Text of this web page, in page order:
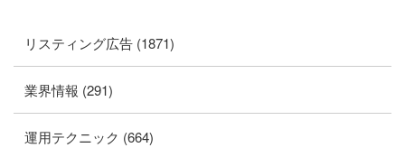
リスティング広告 (1871)
業界情報 (291)
運用テクニック (664)